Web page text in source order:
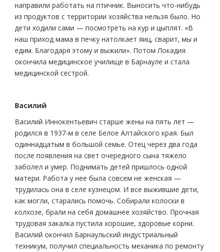
направили работать на птичник. Выносить что-нибудь
из продуктов с территории хозяйства нельзя было. Но
дети ходили сами — посмотреть на кур и цыплят. «В
наш приход мама в печку натолкает яиц, сварит, мы и
едим. Благодаря этому и выжили». Потом Локадия
окончила медицинское училище в Барнауле и стала
медицинской сестрой.
Василий
Василий Иннокентьевич старше жены на пять лет —
родился в 1937-м в селе Белое Алтайского края. Был
одиннадцатым в большой семье. Отец через два года
после появления на свет очередного сына тяжело
заболел и умер. Поднимать детей пришлось одной
матери. Работа у нее была совсем не женская —
трудилась она в селе кузнецом. И все выжившие дети,
как могли, старались помочь. Собирали колоски в
колхозе, брали на себя домашнее хозяйство. Прочная
трудовая закалка пустила хорошие, здоровые корни.
Василий окончил Барнаульский индустриальный
техникум, получил специальность механика по ремонту